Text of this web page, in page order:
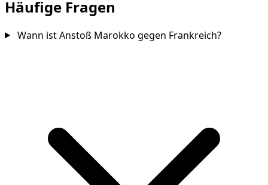
Häufige Fragen
Wann ist Anstoß Marokko gegen Frankreich?